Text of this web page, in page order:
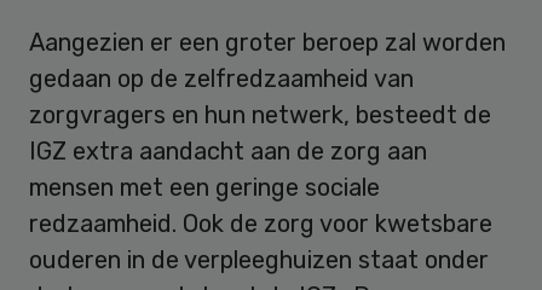
Aangezien er een groter beroep zal worden
gedaan op de zelfredzaamheid van
zorgvragers en hun netwerk, besteedt de
IGZ extra aandacht aan de zorg aan
mensen met een geringe sociale
redzaamheid. Ook de zorg voor kwetsbare
ouderen in de verpleeghuizen staat onder